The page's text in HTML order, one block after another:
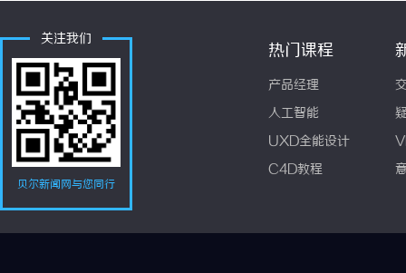
关注我们
贝尔新闻网与您同行
热门课程
产品经理
人工智能
UXD全能设计
C4D教程